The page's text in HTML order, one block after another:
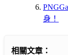
身！
相關文章：